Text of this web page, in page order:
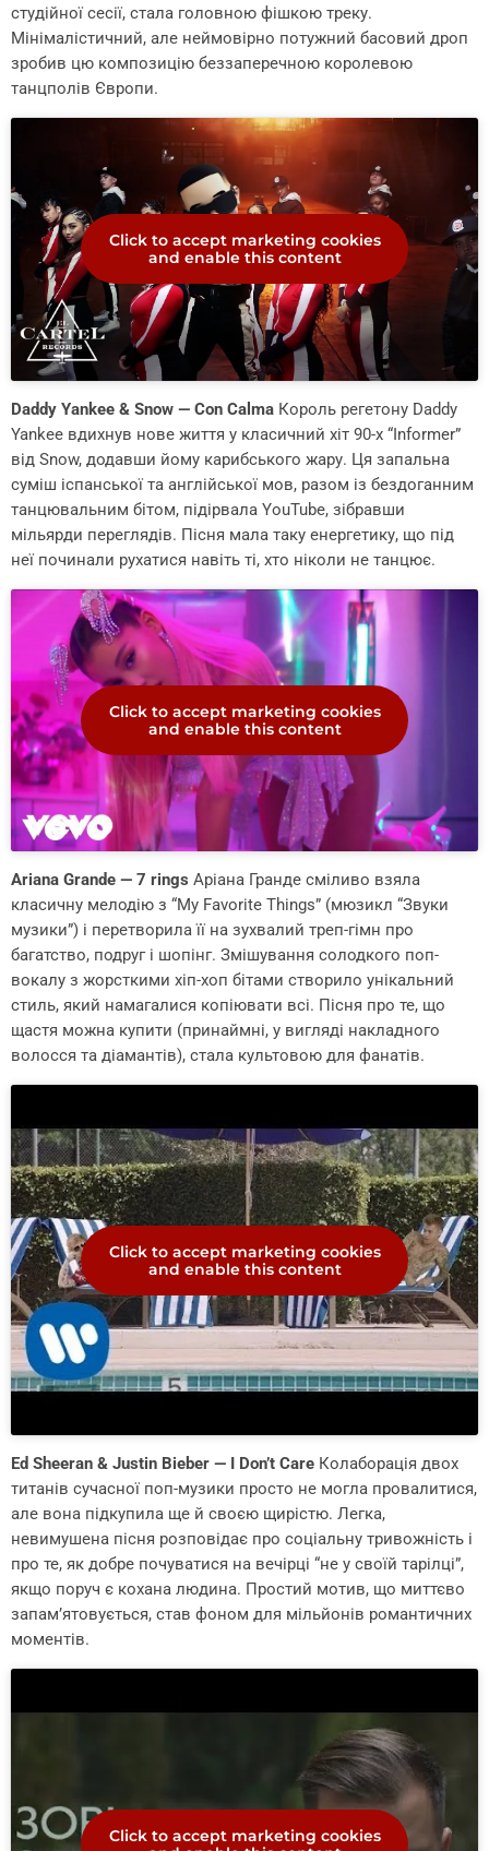
студійної сесії, стала головною фішкою треку.
Мінімалістичний, але неймовірно потужний басовий дроп
зробив цю композицію беззаперечною королевою
танцполів Європи.
Click to accept marketing cookies
and enable this content
Daddy Yankee & Snow — Con Calma Король регетону Daddy
Yankee вдихнув нове життя у класичний хіт 90-х “Informer”
від Snow, додавши йому карибського жару. Ця запальна
суміш іспанської та англійської мов, разом із бездоганним
танцювальним бітом, підірвала YouTube, зібравши
мільярди переглядів. Пісня мала таку енергетику, що під
неї починали рухатися навіть ті, хто ніколи не танцює.
Click to accept marketing cookies
and enable this content
Ariana Grande — 7 rings Аріана Гранде сміливо взяла
класичну мелодію з “My Favorite Things” (мюзикл “Звуки
музики”) і перетворила її на зухвалий треп-гімн про
багатство, подруг і шопінг. Змішування солодкого поп-
вокалу з жорсткими хіп-хоп бітами створило унікальний
стиль, який намагалися копіювати всі. Пісня про те, що
щастя можна купити (принаймні, у вигляді накладного
волосся та діамантів), стала культовою для фанатів.
Click to accept marketing cookies
and enable this content
Ed Sheeran & Justin Bieber — I Don’t Care Колаборація двох
титанів сучасної поп-музики просто не могла провалитися,
але вона підкупила ще й своєю щирістю. Легка,
невимушена пісня розповідає про соціальну тривожність і
про те, як добре почуватися на вечірці “не у своїй тарілці”,
якщо поруч є кохана людина. Простий мотив, що миттєво
запам’ятовується, став фоном для мільйонів романтичних
моментів.
Click to accept marketing cookies